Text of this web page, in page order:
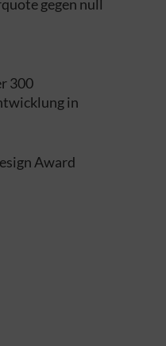
gegen null
300
in
Award